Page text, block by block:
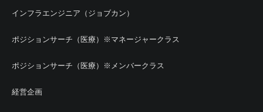
インフラエンジニア（ジョブカン）
ポジションサーチ（医療）※マネージャークラス
ポジションサーチ（医療）※メンバークラス
経営企画